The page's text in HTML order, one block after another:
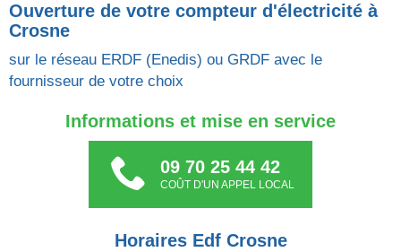
Ouverture de votre compteur d'électricité à
Crosne
sur le réseau ERDF (Enedis) ou GRDF avec le
fournisseur de votre choix
Informations et mise en service
09 70 25 44 42
COÛT D'UN APPEL LOCAL
Horaires Edf Crosne